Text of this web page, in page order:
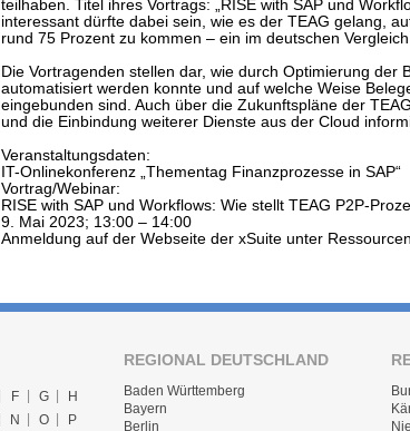
teilhaben. Titel ihres Vortrags: „RISE with SAP und
interessant dürfte dabei sein, wie es der TEAG gelang,
rund 75 Prozent zu kommen – ein im deutschen
Die Vortragenden stellen dar, wie durch Optimierung
automatisiert werden konnte und auf welche Weise
eingebunden sind. Auch über die Zukunftspläne der
und die Einbindung weiterer Dienste aus der Cloud
Veranstaltungsdaten:
IT-Onlinekonferenz „Thementag Finanzprozesse in SAP“
Vortrag/Webinar:
RISE with SAP und Workflows: Wie stellt TEAG P2P-
9. Mai 2023; 13:00 – 14:00
Anmeldung auf der Webseite der xSuite unter
F G
H
N O
P
REGIONAL DEUTSCHLAND
Baden Württemberg
Bayern
Berlin